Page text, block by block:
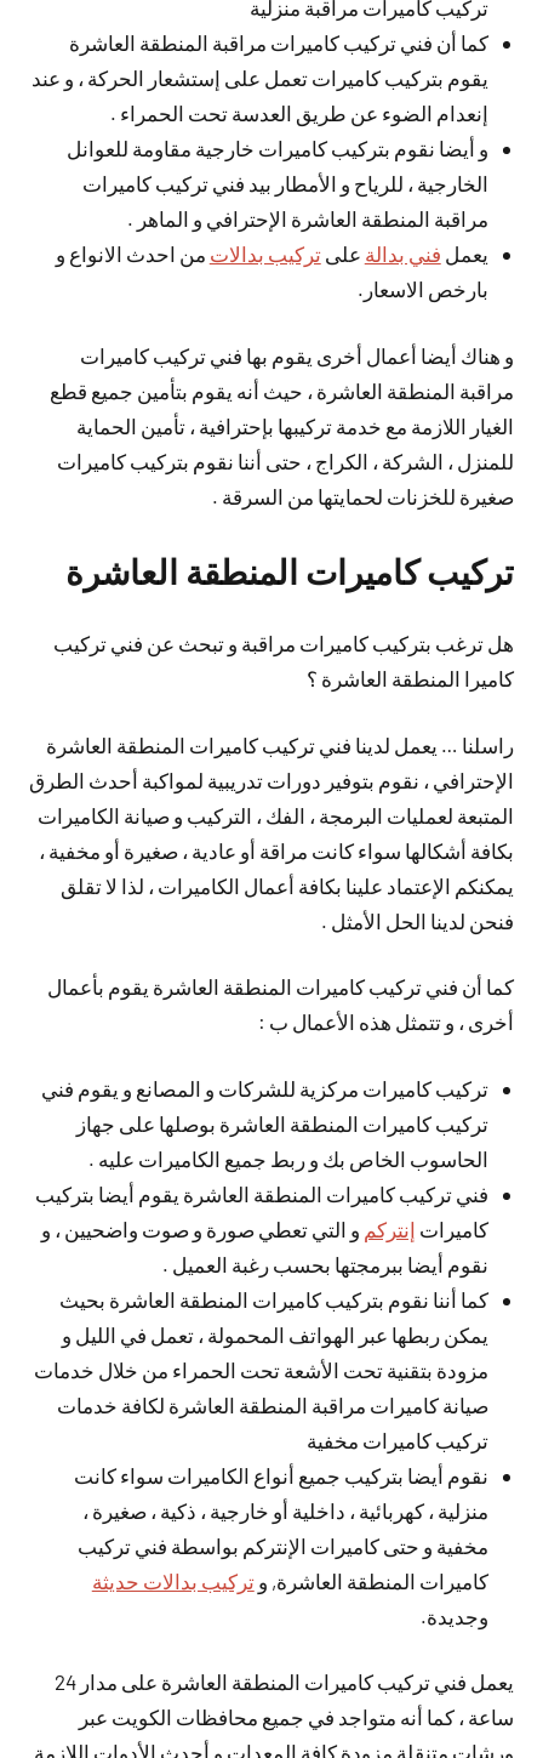
تركيب كاميرات مراقبة منزلية
كما أن فني تركيب كاميرات مراقبة المنطقة العاشرة
يقوم بتركيب كاميرات تعمل على إستشعار الحركة ، و عند
إنعدام الضوء عن طريق العدسة تحت الحمراء .
و أيضا نقوم بتركيب كاميرات خارجية مقاومة للعوانل
الخارجية ، للرياح و الأمطار بيد فني تركيب كاميرات
مراقبة المنطقة العاشرة الإحترافي و الماهر .
يعمل فني بدالة علىتركيب بدالات من احدث الانواع و
بارخص الاسعار.
و هناك أيضا أعمال أخرى يقوم بها فني تركيب كاميرات
مراقبة المنطقة العاشرة ، حيث أنه يقوم بتأمين جميع قطع
الغيار اللازمة مع خدمة تركيبها بإحترافية ، تأمين الحماية
للمنزل ، الشركة ، الكراج ، حتى أننا نقوم بتركيب كاميرات
صغيرة للخزنات لحمايتها من السرقة .
تركيب كاميرات المنطقة العاشرة
هل ترغب بتركيب كاميرات مراقبة و تبحث عن فني تركيب
كاميرا المنطقة العاشرة ؟
راسلنا … يعمل لدينا فني تركيب كاميرات المنطقة العاشرة
الإحترافي ، نقوم بتوفير دورات تدريبية لمواكبة أحدث الطرق
المتبعة لعمليات البرمجة ، الفك ، التركيب و صيانة الكاميرات
بكافة أشكالها سواء كانت مراقة أو عادية ، صغيرة أو مخفية ،
يمكنكم الإعتماد علينا بكافة أعمال الكاميرات ، لذا لا تقلق
فنحن لدينا الحل الأمثل .
كما أن فني تركيب كاميرات المنطقة العاشرة يقوم بأعمال
أخرى ، و تتمثل هذه الأعمال ب :
تركيب كاميرات مركزية للشركات و المصانع و يقوم فني
تركيب كاميرات المنطقة العاشرة بوصلها على جهاز
الحاسوب الخاص بك و ربط جميع الكاميرات عليه .
فني تركيب كاميرات المنطقة العاشرة يقوم أيضا بتركيب
كاميرات إنتركم و التي تعطي صورة و صوت واضحيين ، و
نقوم أيضا ببرمجتها بحسب رغبة العميل .
كما أننا نقوم بتركيب كاميرات المنطقة العاشرة بحيث
يمكن ربطها عبر الهواتف المحمولة ، تعمل في الليل و
مزودة بتقنية تحت الأشعة تحت الحمراء من خلال خدمات
صيانة كاميرات مراقبة المنطقة العاشرة لكافة خدمات
تركيب كاميرات مخفية
نقوم أيضا بتركيب جميع أنواع الكاميرات سواء كانت
منزلية ، كهربائية ، داخلية أو خارجية ، ذكية ، صغيرة ،
مخفية و حتى كاميرات الإنتركم بواسطة فني تركيب
كاميرات المنطقة العاشرة, وتركيب بدالات حديثة
وجديدة.
يعمل فني تركيب كاميرات المنطقة العاشرة على مدار 24
ساعة ، كما أنه متواجد في جميع محافظات الكويت عبر
ورشات متنقلة مزودة كافة المعدات و أحدث الأدوات اللازمة